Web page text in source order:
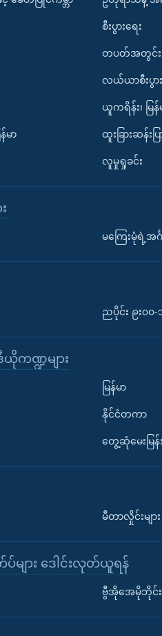
မာ
စီးပွားရေး
တပတ်အတွင်း
လယ်ယာစီးပွာ
ယူကရိန်း၊ မြ
ထူးခြားဆန်းပ
လူမှုရှုခင်း
မကြေးမုံရဲ့အင်္
ညပိုင်း ၉း၀၀-
ကဏ္ဍများ
မြန်မာ
နိုင်ငံတကာ
တွေ့ဆုံမေးမြန်
မီတာလှိုင်းများ
ျား ဒေါင်းလုတ်ယူရန်
ဗွီအိုအေမိုဘိုင်